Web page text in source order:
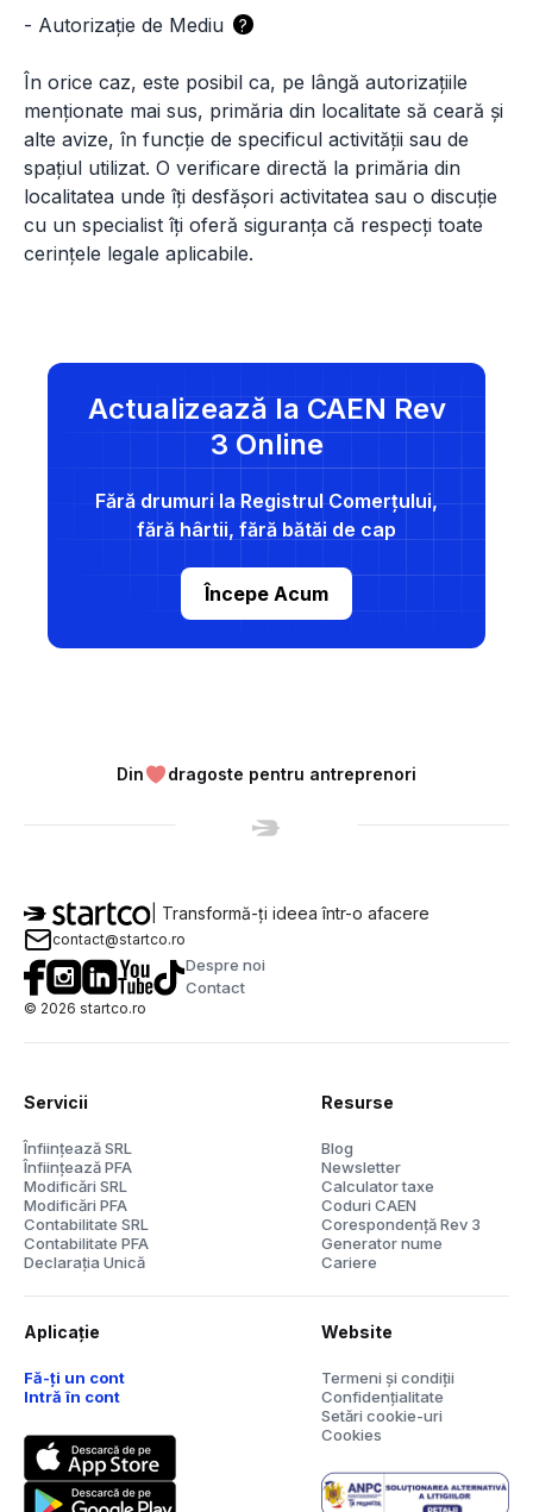
- Autorizație de Mediu ?
În orice caz, este posibil ca, pe lângă autorizațiile
menționate mai sus, primăria din localitate să ceară și
alte avize, în funcție de specificul activității sau de
spațiul utilizat. O verificare directă la primăria din
localitatea unde îți desfășori activitatea sau o discuție
cu un specialist îți oferă siguranța că respecți toate
cerințele legale aplicabile.
Actualizează la CAEN Rev
3 Online
Fără drumuri la Registrul Comerțului,
fără hârtii, fără bătăi de cap
Începe Acum
Din dragoste pentru antreprenori
| Transformă-ți ideea într-o afacere
contact@startco.ro
Despre noi
Contact
© 2026 startco.ro
Servicii
Înființează SRL
Înființează PFA
Modificări SRL
Modificări PFA
Contabilitate SRL
Contabilitate PFA
Declarația Unică
Resurse
Blog
Newsletter
Calculator taxe
Coduri CAEN
Corespondență Rev 3
Generator nume
Cariere
Aplicație
Fă-ți un cont
Intră în cont
Website
Termeni și condiții
Confidențialitate
Setări cookie-uri
Cookies